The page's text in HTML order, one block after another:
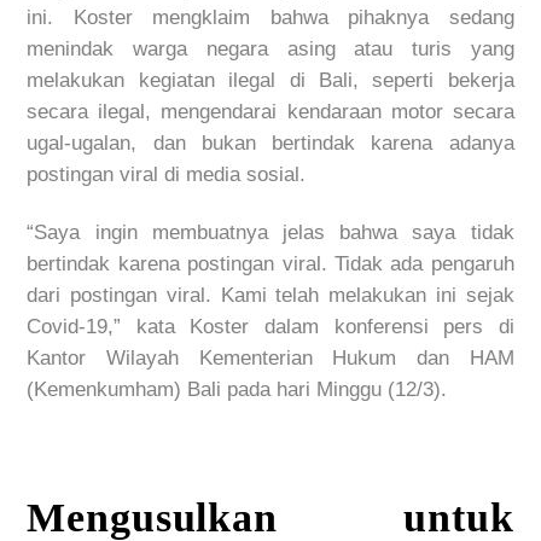
ini. Koster mengklaim bahwa pihaknya sedang
menindak warga negara asing atau turis yang
melakukan kegiatan ilegal di Bali, seperti bekerja
secara ilegal, mengendarai kendaraan motor secara
ugal-ugalan, dan bukan bertindak karena adanya
postingan viral di media sosial.
“Saya ingin membuatnya jelas bahwa saya tidak
bertindak karena postingan viral. Tidak ada pengaruh
dari postingan viral. Kami telah melakukan ini sejak
Covid-19,” kata Koster dalam konferensi pers di
Kantor Wilayah Kementerian Hukum dan HAM
(Kemenkumham) Bali pada hari Minggu (12/3).
Mengusulkan untuk